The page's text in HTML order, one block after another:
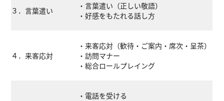
３．言葉遣い
・言葉遣い（正しい敬語）
・好感をもたれる話し方
４．来客応対
・来客応対（歓待・ご案内・席次・呈茶）
・訪問マナー
・総合ロールプレイング
・電話を受ける